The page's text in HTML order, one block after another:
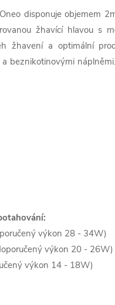
disponuje objemem
žhavící hlavou s
žhavení a optimální
beznikotinovými
výkon 28 - 34W)
výkon 20 - 26W)
výkon 14 - 18W)